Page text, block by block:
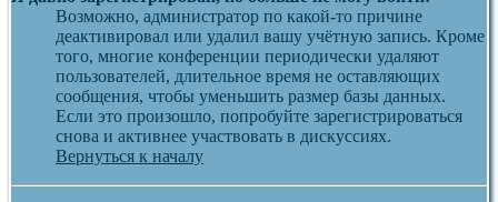
Возможно, администратор по какой-то причине
деактивировал или удалил вашу учётную запись. Кроме
того, многие конференции периодически удаляют
пользователей, длительное время не оставляющих
сообщения, чтобы уменьшить размер базы данных.
Если это произошло, попробуйте зарегистрироваться
снова и активнее участвовать в дискуссиях.
Вернуться к началу